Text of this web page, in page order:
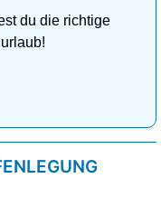
du die richtige